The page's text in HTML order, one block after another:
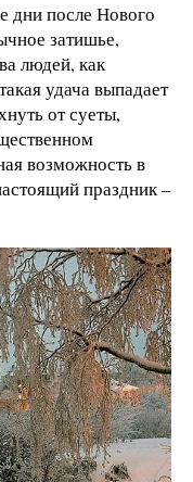
дни после Нового
затишье,
людей, как
удача выпадает
от суеты,
возможность в
праздник –